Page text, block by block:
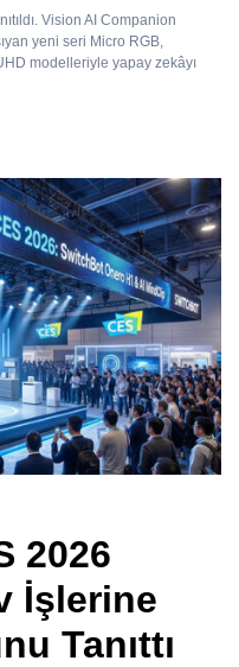
Vision AI Companion
yeni seri Micro RGB,
modelleriyle yapay zekâyı
2026
İşlerine
Tanıttı